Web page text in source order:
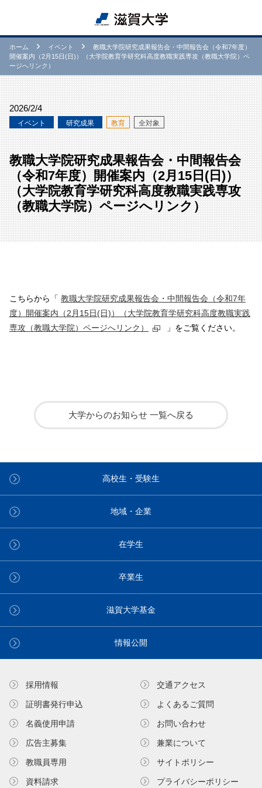
ホーム イベント
教職大学院研究成果報告会・中間報告会（令和7年度）
開催案内（2月15日(日)）（大学院教育学研究科高度教職実践専攻（教職大学院）ペ
ージへリンク）
2026/2/4
イベント 研究成果 教育 全対象
教職大学院研究成果報告会・中間報告会
（令和7年度）開催案内（2月15日(日)）
（大学院教育学研究科高度教職実践専攻
（教職大学院）ページへリンク）
こちらから「 教職大学院研究成果報告会・中間報告会（令和7年
度）開催案内（2月15日(日)）（大学院教育学研究科高度教職実践
専攻（教職大学院）ページへリンク）
」をご覧ください。
大学からのお知らせ 一覧へ戻る
高校生・受験生
地域・企業
在学生
卒業生
滋賀大学基金
情報公開
採用情報
証明書発⾏申込
名義使⽤申請
広告主募集
教職員専⽤
資料請求
交通アクセス
よくあるご質問
お問い合わせ
兼業について
サイトポリシー
プライバシーポリシー